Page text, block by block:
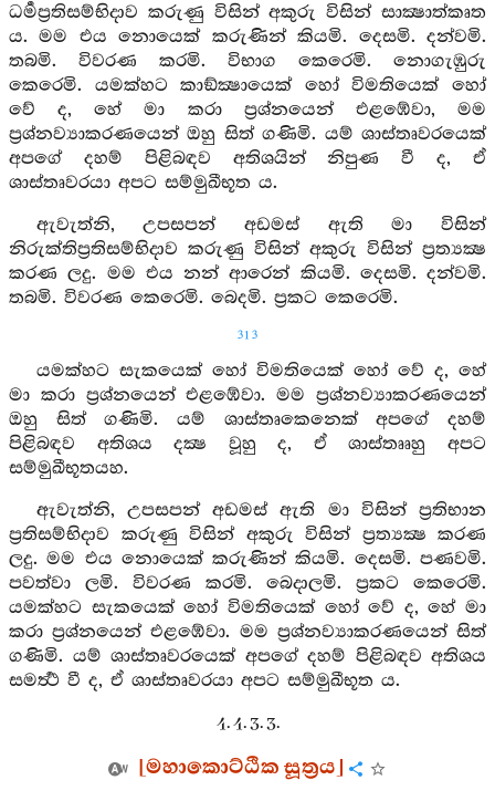
ධර්‍මප්‍රතිසම්භිදාව කරුණු විසින් අකුරු විසින් සාක්‍ෂාත්කෘත
ය. මම එය නොයෙක් කරුණින් කියමි. දෙසමි. දන්වමි.
තබමි. විවරණ කරමි. විභාග කෙරෙමි. නොගැඹුරු
කෙරෙමි. යමක්හට කාඞ්ක්‍ෂායෙක් හෝ විමතියෙක් හෝ
වේ ද, හේ මා කරා ප්‍රශ්නයෙන් එළඹේවා, මම
ප්‍රශ්නව්‍යාකරණයෙන් ඔහු සිත් ගණිමි. යම් ශාස්තෘවරයෙක්
අපගේ දහම් පිළිබඳව අතිශයින් නිපුණ වී ද, ඒ
ශාස්තෘවරයා අපට සම්මුඛීභූත ය.
ඇවැත්නි, උපසපන් අඩමස් ඇති මා විසින්
නිරුක්තිප්‍රතිසම්භිදාව කරුණු විසින් අකුරු විසින් ප්‍රත්‍යක්‍ෂ
කරණ ලදු. මම එය නන් ආරෙන් කියමි. දෙසමි. දන්වමි.
තබමි. විවරණ කෙරෙමි. බෙදමි. ප්‍රකට කෙරෙමි.
313
යමක්හට සැකයෙක් හෝ විමතියෙක් හෝ වේ ද, හේ
මා කරා ප්‍රශ්නයෙන් එළඹේවා. මම ප්‍රශ්නව්‍යාකරණයෙන්
ඔහු සිත් ගණිමි. යම් ශාස්තෘකෙනෙක් අපගේ දහම්
පිළිබඳව අතිශය දක්‍ෂ වූහු ද, ඒ ශාස්තෲහු අපට
සම්මුඛීභූතයහ.
ඇවැත්නි, උපසපන් අඩමස් ඇති මා විසින් ප්‍රතිභාන
ප්‍රතිසම්භිදාව කරුණු විසින් අකුරු විසින් ප්‍රත්‍යක්‍ෂ කරණ
ලදු. මම එය නොයෙක් කරුණින් කියමි. දෙසමි. පණවමි.
පවත්වා ලමි. විවරණ කරමි. බෙදාලමි. ප්‍රකට කෙරෙමි.
යමක්හට සැකයෙක් හෝ විමතියෙක් හෝ වේ ද, හේ මා
කරා ප්‍රශ්නයෙන් එළඹේවා. මම ප්‍රශ්නව්‍යාකරණයෙන් සිත්
ගණිමි. යම් ශාස්තෘවරයෙක් අපගේ දහම් පිළිබඳව අතිශය
සමර්‍ත්‍ථ වී ද, ඒ ශාස්තෘවරයා අපට සම්මුඛීභූත ය.
4. 4. 3. 3.
[මහාකොට්ඨික සූත්‍රය]